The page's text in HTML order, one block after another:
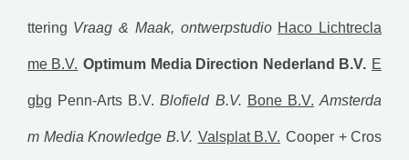
ttering Vraag & Maak, ontwerpstudio Haco Lichtrecla
me B.V. Optimum Media Direction Nederland B.V. E
gbg Penn-Arts B.V. Blofield B.V. Bone B.V. Amsterda
m Media Knowledge B.V. Valsplat B.V. Cooper + Cros